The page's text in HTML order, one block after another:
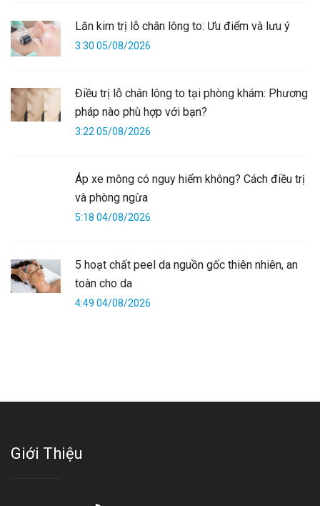
Lăn kim trị lỗ chân lông to: Ưu điểm và lưu ý
3:30 05/08/2026
Điều trị lỗ chân lông to tại phòng khám: Phương
pháp nào phù hợp với bạn?
3:22 05/08/2026
Áp xe mông có nguy hiểm không? Cách điều trị
và phòng ngừa
5:18 04/08/2026
5 hoạt chất peel da nguồn gốc thiên nhiên, an
toàn cho da
4:49 04/08/2026
Giới Thiệu